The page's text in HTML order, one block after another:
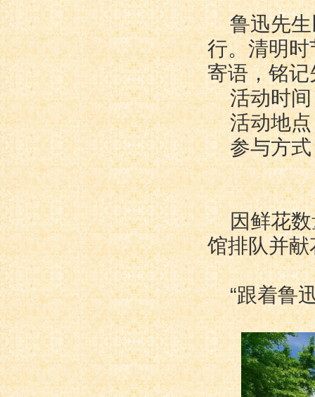
鲁迅先
行。清明
寄语，铭
活动时
活动地
参与方
因鲜花
馆排队并献
“跟着鲁